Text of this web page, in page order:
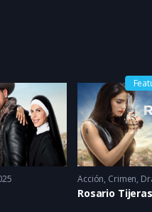
Acción, Crimen,
Rosario Tijeras